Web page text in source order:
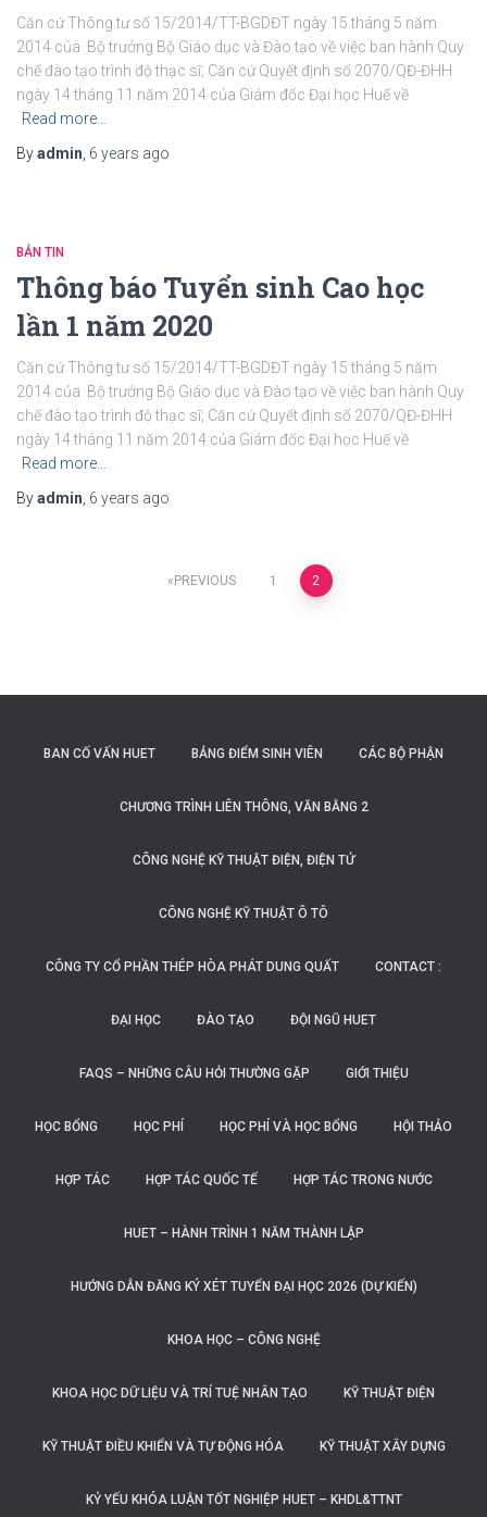
Căn cứ Thông tư số 15/2014/TT-BGDĐT ngày 15 tháng 5 năm
2014 của Bộ trưởng Bộ Giáo dục và Đào tạo về việc ban hành Quy
chế đào tạo trình độ thạc sĩ; Căn cứ Quyết định số 2070/QĐ-ĐHH
ngày 14 tháng 11 năm 2014 của Giám đốc Đại học Huế về
Read more…
Byadmin 6 years ago
BẢN TIN
Thông báo Tuyển sinh Cao học
lần 1 năm 2020
Căn cứ Thông tư số 15/2014/TT-BGDĐT ngày 15 tháng 5 năm
2014 của Bộ trưởng Bộ Giáo dục và Đào tạo về việc ban hành Quy
chế đào tạo trình độ thạc sĩ; Căn cứ Quyết định số 2070/QĐ-ĐHH
ngày 14 tháng 11 năm 2014 của Giám đốc Đại học Huế về
Read more…
Byadmin 6 years ago
PREVIOUS 1 2
BAN CỐ VẤN HUET BẢNG ĐIỂM SINH VIÊN CÁC BỘ PHẬN
CHƯƠNG TRÌNH LIÊN THÔNG, VĂN BẰNG 2
CÔNG NGHỆ KỸ THUẬT ĐIỆN, ĐIỆN TỬ
CÔNG NGHỆ KỸ THUẬT Ô TÔ
CÔNG TY CỔ PHẦN THÉP HÒA PHÁT DUNG QUẤT CONTACT :
ĐẠI HỌC ĐÀO TẠO ĐỘI NGŨ HUET
FAQS – NHỮNG CÂU HỎI THƯỜNG GẶP GIỚI THIỆU
HỌC BỔNG HỌC PHÍ HỌC PHÍ VÀ HỌC BỔNG HỘI THẢO
HỢP TÁC HỢP TÁC QUỐC TẾ HỢP TÁC TRONG NƯỚC
HUET – HÀNH TRÌNH 1 NĂM THÀNH LẬP
HƯỚNG DẪN ĐĂNG KÝ XÉT TUYỂN ĐẠI HỌC 2026 (DỰ KIẾN)
KHOA HỌC – CÔNG NGHỆ
KHOA HỌC DỮ LIỆU VÀ TRÍ TUỆ NHÂN TẠO KỸ THUẬT ĐIỆN
KỸ THUẬT ĐIỀU KHIỂN VÀ TỰ ĐỘNG HÓA KỸ THUẬT XÂY DỰNG
KỶ YẾU KHÓA LUẬN TỐT NGHIỆP HUET – KHDL&TTNT